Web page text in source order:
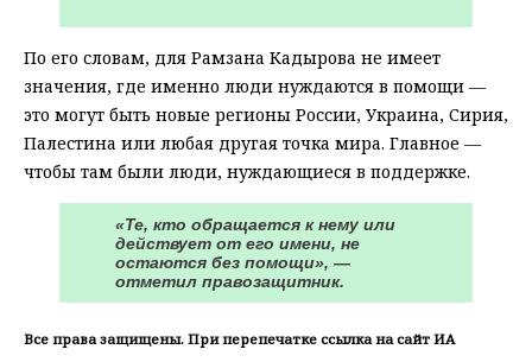
По его словам, для Рамзана Кадырова не имеет
значения, где именно люди нуждаются в помощи —
это могут быть новые регионы России, Украина, Сирия,
Палестина или любая другая точка мира. Главное —
чтобы там были люди, нуждающиеся в поддержке.
«Те, кто обращается к нему или
действует от его имени, не
остаются без помощи», —
отметил правозащитник.
Все права защищены. При перепечатке ссылка на сайт ИА